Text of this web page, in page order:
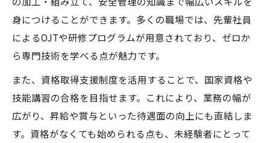
身につけることができます。多くの職場では、先輩社員
によるOJTや研修プログラムが用意されており、ゼロか
ら専門技術を学べる点が魅力です。
また、資格取得支援制度を活用することで、国家資格や
技能講習の合格を目指せます。これにより、業務の幅が
広がり、昇給や賞与といった待遇面の向上にも直結しま
す。資格がなくても始められる点も、未経験者にとって